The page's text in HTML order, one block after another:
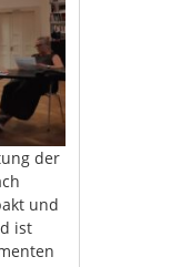
der
und
ist